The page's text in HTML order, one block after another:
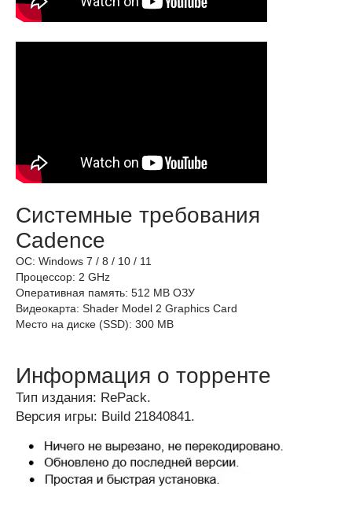
Системные требования
Cadence
ОС: Windows 7 / 8 / 10 / 11
Процессор: 2 GHz
Оперативная память: 512 MB ОЗУ
Видеокарта: Shader Model 2 Graphics Card
Место на диске (SSD): 300 MB
Информация о торренте
Тип издания: RePack.
Версия игры: Build 21840841.